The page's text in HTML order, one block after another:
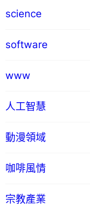
science
software
www
人工智慧
動漫領域
咖啡風情
宗教產業